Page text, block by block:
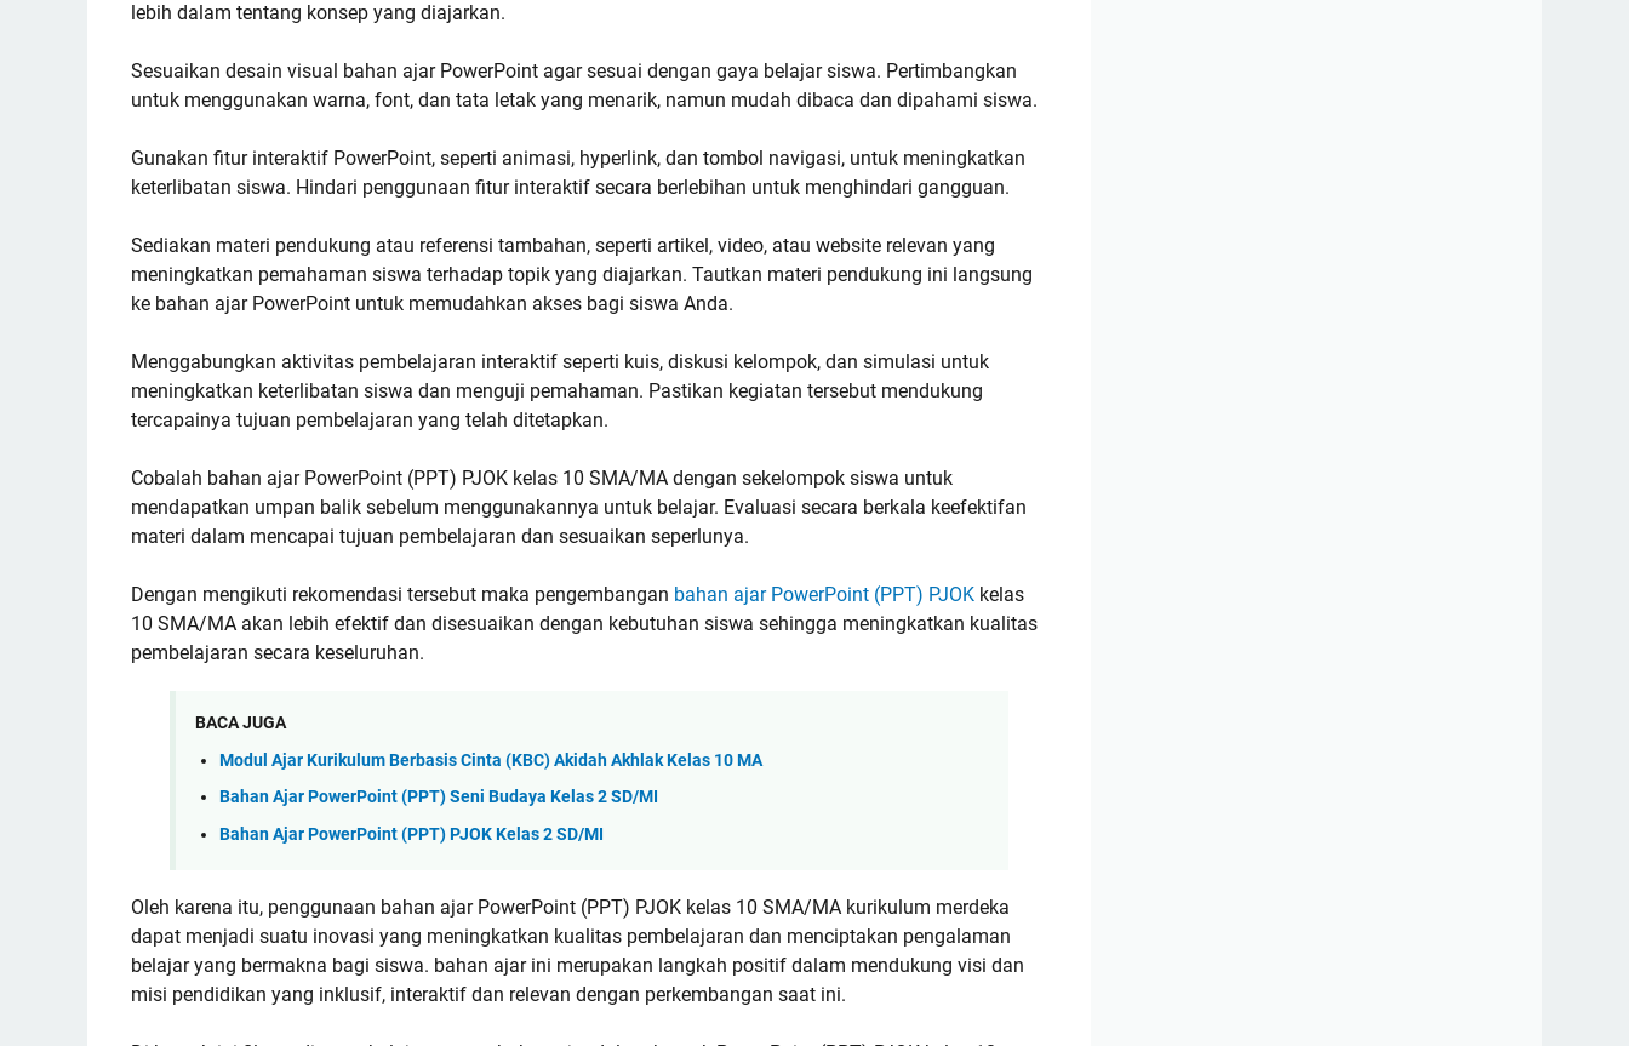
lebih dalam tentang konsep yang diajarkan.
Sesuaikan desain visual bahan ajar PowerPoint agar sesuai dengan gaya belajar siswa. Pertimbangkan
untuk menggunakan warna, font, dan tata letak yang menarik, namun mudah dibaca dan dipahami siswa.
Gunakan fitur interaktif PowerPoint, seperti animasi, hyperlink, dan tombol navigasi, untuk meningkatkan
keterlibatan siswa. Hindari penggunaan fitur interaktif secara berlebihan untuk menghindari gangguan.
Sediakan materi pendukung atau referensi tambahan, seperti artikel, video, atau website relevan yang
meningkatkan pemahaman siswa terhadap topik yang diajarkan. Tautkan materi pendukung ini langsung
ke bahan ajar PowerPoint untuk memudahkan akses bagi siswa Anda.
Menggabungkan aktivitas pembelajaran interaktif seperti kuis, diskusi kelompok, dan simulasi untuk
meningkatkan keterlibatan siswa dan menguji pemahaman. Pastikan kegiatan tersebut mendukung
tercapainya tujuan pembelajaran yang telah ditetapkan.
Cobalah bahan ajar PowerPoint (PPT) PJOK kelas 10 SMA/MA dengan sekelompok siswa untuk
mendapatkan umpan balik sebelum menggunakannya untuk belajar. Evaluasi secara berkala keefektifan
materi dalam mencapai tujuan pembelajaran dan sesuaikan seperlunya.
Dengan mengikuti rekomendasi tersebut maka pengembangan bahan ajar PowerPoint (PPT) PJOK kelas
10 SMA/MA akan lebih efektif dan disesuaikan dengan kebutuhan siswa sehingga meningkatkan kualitas
pembelajaran secara keseluruhan.
BACA JUGA
Modul Ajar Kurikulum Berbasis Cinta (KBC) Akidah Akhlak Kelas 10 MA
Bahan Ajar PowerPoint (PPT) Seni Budaya Kelas 2 SD/MI
Bahan Ajar PowerPoint (PPT) PJOK Kelas 2 SD/MI
Oleh karena itu, penggunaan bahan ajar PowerPoint (PPT) PJOK kelas 10 SMA/MA kurikulum merdeka
dapat menjadi suatu inovasi yang meningkatkan kualitas pembelajaran dan menciptakan pengalaman
belajar yang bermakna bagi siswa. bahan ajar ini merupakan langkah positif dalam mendukung visi dan
misi pendidikan yang inklusif, interaktif dan relevan dengan perkembangan saat ini.